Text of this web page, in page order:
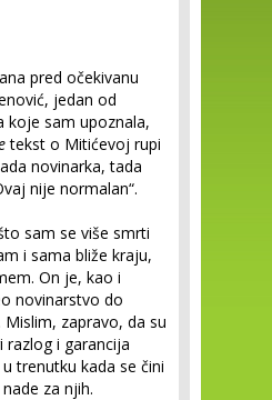
pred očekivanu
jedan od
koje sam upoznala,
tekst o Mitićevoj rupi
novinarka, tada
nije normalan“.
sam se više smrti
i sama bliže kraju,
On je, kao i
novinarstvo do
zapravo, da su
razlog i garancija
trenutku kada se čini
za njih.